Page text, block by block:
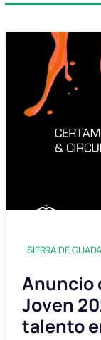
SIERRA DE
Anuncio
Joven
talento